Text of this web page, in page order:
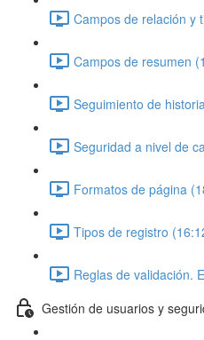
Campos de relación y
Campos de resumen
Seguimiento de
Seguridad a nivel de
Formatos de página
Tipos de registro
Reglas de validación.
Gestión de usuarios y